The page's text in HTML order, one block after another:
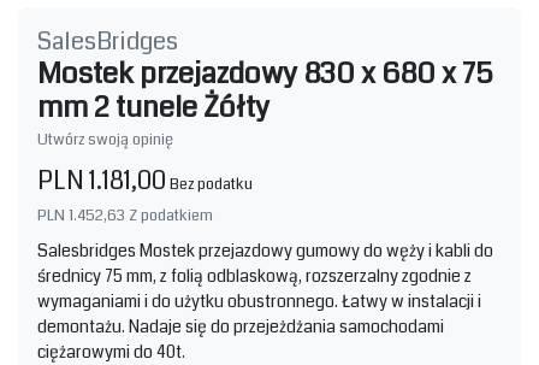
SalesBridges
Mostek przejazdowy 830 x 680 x 75
mm 2 tunele Żółty
Utwórz swoją opinię
PLN 1.181,00 Bez podatku
PLN 1.452,63 Z podatkiem
Salesbridges Mostek przejazdowy gumowy do węży i kabli do
średnicy 75 mm, z folią odblaskową, rozszerzalny zgodnie z
wymaganiami i do użytku obustronnego. Łatwy w instalacji i
demontażu. Nadaje się do przejeżdżania samochodami
ciężarowymi do 40t.